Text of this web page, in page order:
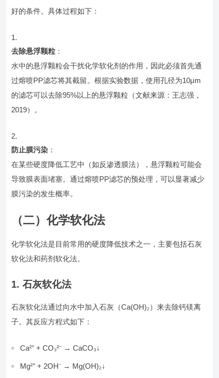
好的条件。具体过程如下：
去除悬浮颗粒 ：
水中的悬浮颗粒会干扰化学软化剂的作用，因此必须首先通
过熔喷PP滤芯将其截留。根据实验数据，使用孔径为10μm
的滤芯可以去除95%以上的悬浮颗粒（文献来源：王志强，
2019）。
防止膜污染 ：
在某些硬度降低工艺中（如反渗透膜法），悬浮颗粒可能会
导致膜表面堵塞。通过熔喷PP滤芯的预处理，可以显著减少
膜污染的发生概率。
（二）化学软化法
化学软化法是目前常用的硬度降低技术之一，主要包括石灰
软化法和药剂软化法。
1. 石灰软化法
石灰软化法通过向水中加入石灰（Ca(OH)₂）来去除钙镁离
子。其反应方程式如下：
Ca²⁺ + CO₃²⁻ → CaCO₃↓
Mg²⁺ + 2OH⁻ → Mg(OH)₂↓